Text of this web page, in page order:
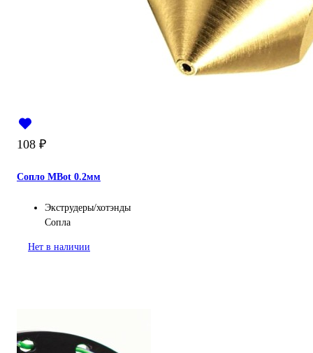
108 ₽
Сопло MBot 0.2мм
Экструдеры/хотэнды
Сопла
Нет в наличии